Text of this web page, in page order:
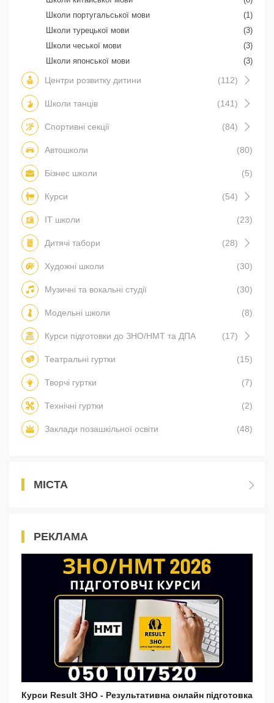
Школи португальської мови
(1)
Школи турецької мови
(3)
Школи чеської мови
(3)
Школи японської мови
(3)
Центри розвитку дитини (112)
Школи танців (141)
Спортивні секції (84)
Автошколи (80)
Бізнес школи (5)
Курси (54)
IT школи (23)
Дитячі табори (28)
Художні школи (30)
Музичні та вокальні студії (30)
Модельні школи (8)
Курси підготовки до ЗНО/НМТ та ДПА (17)
Театральні гуртки (15)
Творчі гуртки (7)
Технічні гуртки (2)
Заклади позашкільної освіти (48)
МІСТА
РЕКЛАМА
Курси Result ЗНО - Результативна онлайн підготовка